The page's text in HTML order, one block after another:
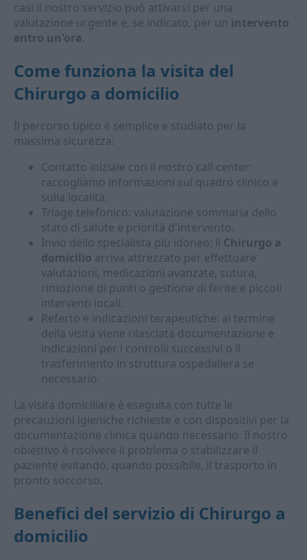
casi il nostro servizio può attivarsi per una
valutazione urgente e, se indicato, per un intervento
entro un'ora.
Come funziona la visita del
Chirurgo a domicilio
Il percorso tipico è semplice e studiato per la
massima sicurezza:
Contatto iniziale con il nostro call center:
raccogliamo informazioni sul quadro clinico e
sulla località.
Triage telefonico: valutazione sommaria dello
stato di salute e priorità d'intervento.
Invio dello specialista più idoneo: il Chirurgo a
domicilio arriva attrezzato per effettuare
valutazioni, medicazioni avanzate, sutura,
rimozione di punti o gestione di ferite e piccoli
interventi locali.
Referto e indicazioni terapeutiche: al termine
della visita viene rilasciata documentazione e
indicazioni per i controlli successivi o il
trasferimento in struttura ospedaliera se
necessario.
La visita domiciliare è eseguita con tutte le
precauzioni igieniche richieste e con dispositivi per la
documentazione clinica quando necessario. Il nostro
obiettivo è risolvere il problema o stabilizzare il
paziente evitando, quando possibile, il trasporto in
pronto soccorso.
Benefici del servizio di Chirurgo a
domicilio